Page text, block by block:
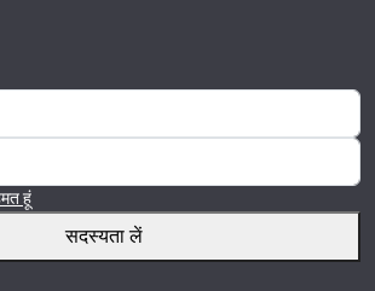
हूं
सदस्यता लें